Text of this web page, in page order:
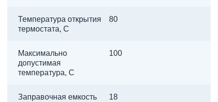
Температура открытия
термостата, С
80
Максимально
допустимая
температура, С
100
Заправочная емкость
18